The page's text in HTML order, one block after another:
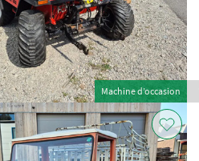
Machine d’occasion